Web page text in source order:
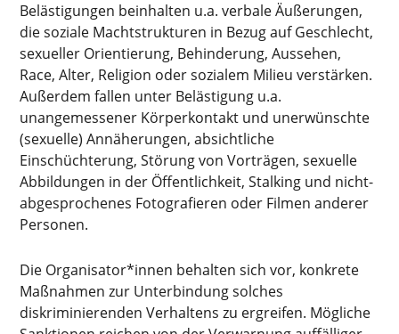
Belästigungen beinhalten u.a. verbale Äußerungen,
die soziale Machtstrukturen in Bezug auf Geschlecht,
sexueller Orientierung, Behinderung, Aussehen,
Race, Alter, Religion oder sozialem Milieu verstärken.
Außerdem fallen unter Belästigung u.a.
unangemessener Körperkontakt und unerwünschte
(sexuelle) Annäherungen, absichtliche
Einschüchterung, Störung von Vorträgen, sexuelle
Abbildungen in der Öffentlichkeit, Stalking und nicht-
abgesprochenes Fotografieren oder Filmen anderer
Personen.
Die Organisator*innen behalten sich vor, konkrete
Maßnahmen zur Unterbindung solches
diskriminierenden Verhaltens zu ergreifen. Mögliche